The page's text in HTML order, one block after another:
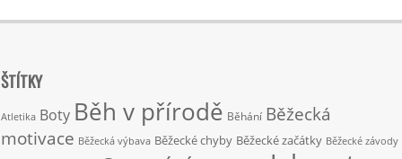
ŠTÍTKY
Atletika Boty Běh v přírodě Běhání Běžecká
motivace Běžecká výbava Běžecké chyby Běžecké začátky Běžecké závody